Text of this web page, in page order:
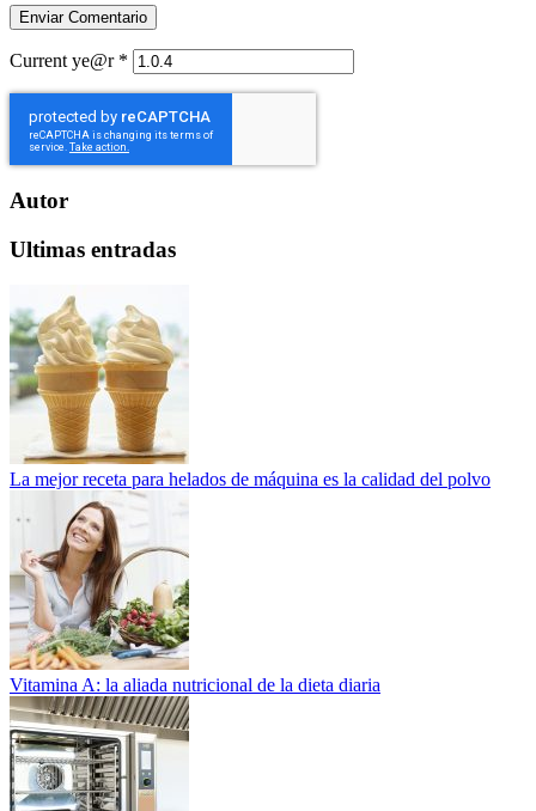
Current ye@r *
Autor
Ultimas entradas
La mejor receta para helados de máquina es la calidad del polvo
Vitamina A: la aliada nutricional de la dieta diaria